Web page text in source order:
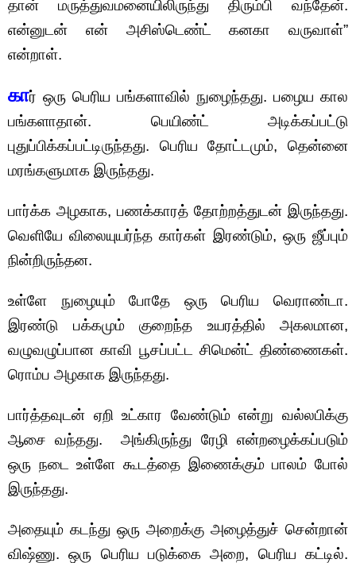
தான் மருத்துவமனையிலிருந்து திரும்பி வந்தேன்.
என்னுடன் என் அசிஸ்டெண்ட் கனகா வருவாள்”
என்றாள்.
கார் ஒரு பெரிய பங்களாவில் நுழைந்தது. பழைய கால
பங்களாதான். பெயிண்ட் அடிக்கப்பட்டு
புதுப்பிக்கப்பட்டிருந்தது. பெரிய தோட்டமும், தென்னை
மரங்களுமாக இருந்தது.
பார்க்க அழகாக, பணக்காரத் தோற்றத்துடன் இருந்தது.
வெளியே விலையுயர்ந்த கார்கள் இரண்டும், ஒரு ஜீப்பும்
நின்றிருந்தன.
உள்ளே நுழையும் போதே ஒரு பெரிய வெராண்டா.
இரண்டு பக்கமும் குறைந்த உயரத்தில் அகலமான,
வழுவழுப்பான காவி பூசப்பட்ட சிமென்ட் திண்ணைகள்.
ரொம்ப அழகாக இருந்தது.
பார்த்தவுடன் ஏறி உட்கார வேண்டும் என்று வல்லபிக்கு
ஆசை வந்தது. அங்கிருந்து ரேழி என்றழைக்கப்படும்
ஒரு நடை உள்ளே கூடத்தை இணைக்கும் பாலம் போல்
இருந்தது.
அதையும் கடந்து ஒரு அறைக்கு அழைத்துச் சென்றான்
விஷ்ணு. ஒரு பெரிய படுக்கை அறை, பெரிய கட்டில்.